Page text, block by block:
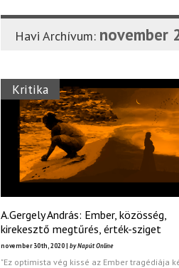
Havi Archívum: november
Kritika
A.Gergely András: Ember, közösség,
kirekesztő megtűrés, érték-sziget
november 30th, 2020 | by Napút Online
"Ez optimista vég kissé az Ember tragédiája